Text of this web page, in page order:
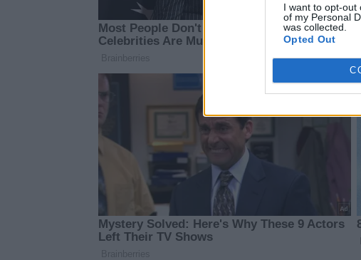
I want to opt-out
of my Personal
was collected.
Opted Out